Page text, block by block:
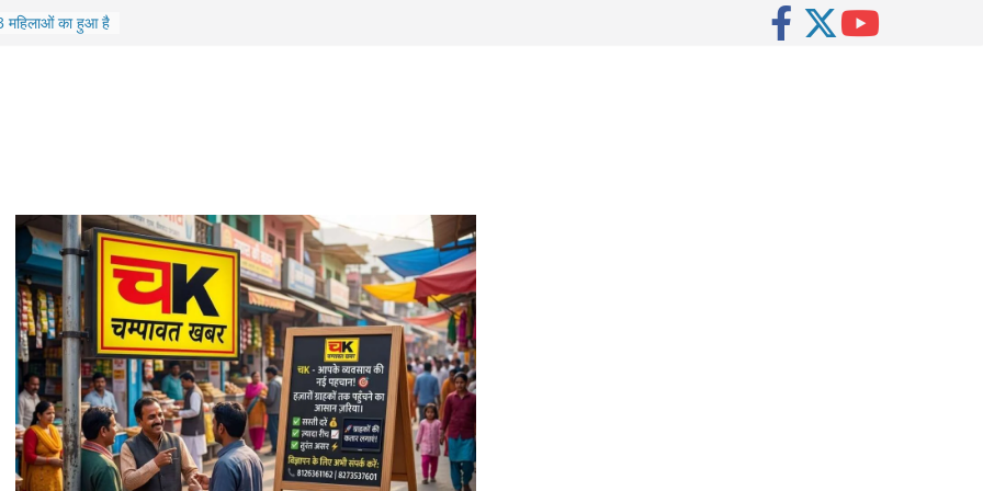
घोषित,
गांव की
रितिका बगौली
देवी को